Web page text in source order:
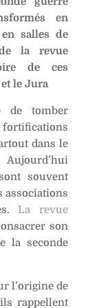
en
salles de
la revue
de ces
le Jura
de tomber
fortifications
dans le
souvent
associations
La revue
son
la seconde
l’origine de
rappellent